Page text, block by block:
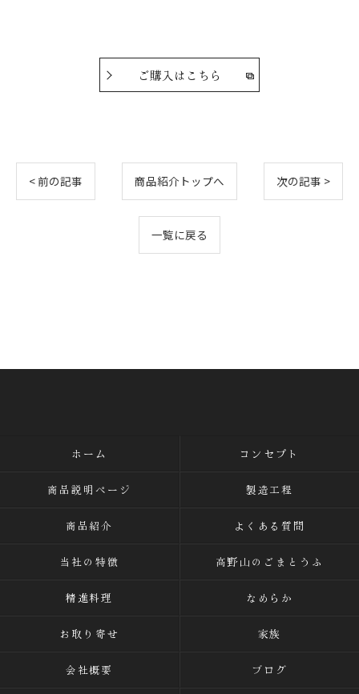
ご購入はこちら
< 前の記事 商品紹介トップへ 次の記事 >
一覧に戻る
ホーム コンセプト
商品説明ページ 製造工程
商品紹介 よくある質問
当社の特徴 高野山のごまとうふ
精進料理 なめらか
お取り寄せ 家族
会社概要 ブログ